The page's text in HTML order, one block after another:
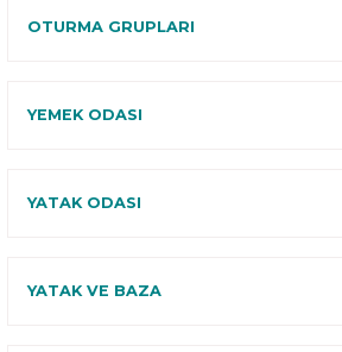
OTURMA GRUPLARI
YEMEK ODASI
YATAK ODASI
YATAK VE BAZA